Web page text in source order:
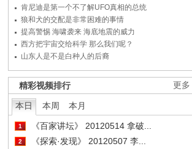
肯尼迪是第一个不了解UFO真相的总统
狼和犬的交配是非常困难的事情
提高警惕 海啸袭来 海底地震的威力
西方把宇宙交给科学 那么我们呢？
山东人是不是白种人的后裔
更多
精彩视频排行
本日 本周 本月
1 《百家讲坛》 20120514 拿破...
2 《探索·发现》 20120507 李...